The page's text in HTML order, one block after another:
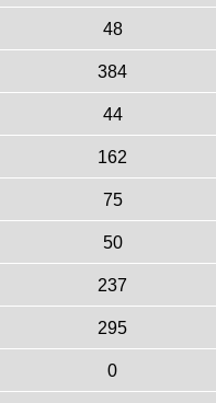
48
384
44
162
75
50
237
295
0